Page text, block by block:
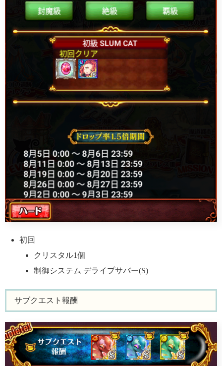
初回
クリスタル1個
制御システム デライプサバー(S)
サブクエスト報酬